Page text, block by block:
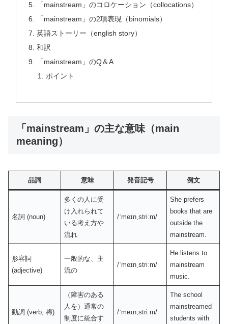
「mainstream」のコロケーション（collocations）
「mainstream」の2項表現（binomials）
英語ストーリー（english story）
和訳
「mainstream」のQ＆A
ポイント
「mainstream」の主な意味（main
meaning）
品詞 意味 発音記号 例文
名詞 (noun)
多くの人に受
け入れられて
いる考え方や
流れ
/ˈmeɪnˌstriːm/
She prefers
books that are
outside the
mainstream.
形容詞
(adjective)
一般的な、主
流の
/ˈmeɪnˌstriːm/
He listens to
mainstream
music.
動詞 (verb, 稀)
（障害のある
人を）通常の
制度に統合す
/ˈmeɪnˌstriːm/
The school
mainstreamed
students with